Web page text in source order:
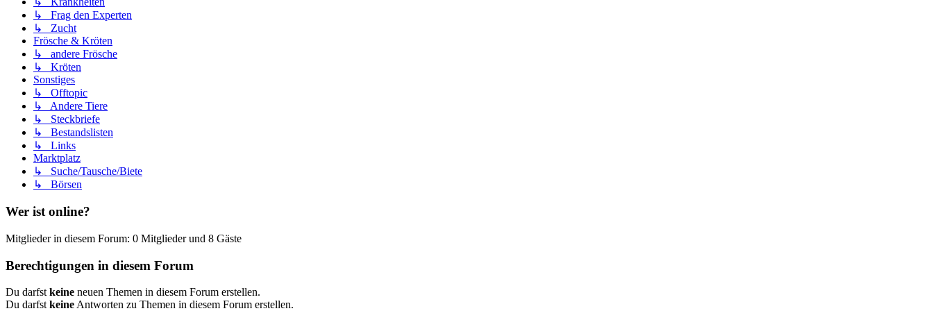
↳ Frag den Experten
↳ Zucht
Frösche & Kröten
↳ andere Frösche
↳ Kröten
Sonstiges
↳ Offtopic
↳ Andere Tiere
↳ Steckbriefe
↳ Bestandslisten
↳ Links
Marktplatz
↳ Suche/Tausche/Biete
↳ Börsen
Wer ist online?
Mitglieder in diesem Forum: 0 Mitglieder und 8 Gäste
Berechtigungen in diesem Forum
Du darfst keine neuen Themen in diesem Forum erstellen.
Du darfst keine Antworten zu Themen in diesem Forum erstellen.